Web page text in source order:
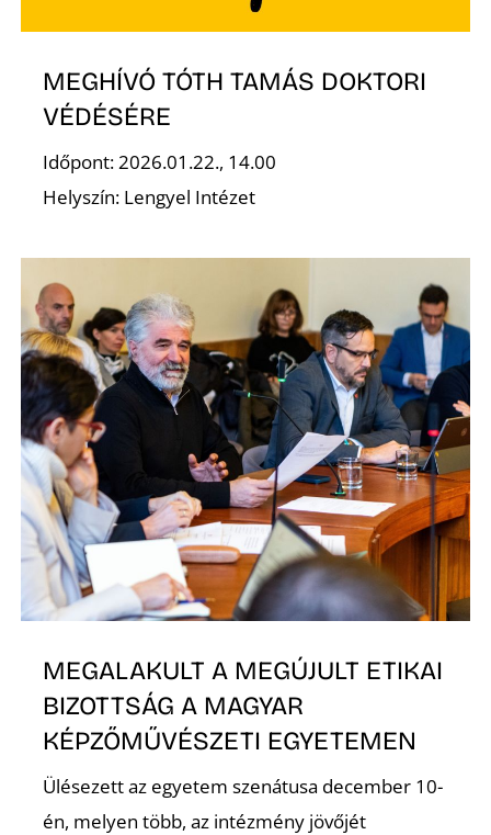
MEGHÍVÓ TÓTH TAMÁS DOKTORI
VÉDÉSÉRE
Időpont: 2026.01.22., 14.00
Helyszín: Lengyel Intézet
MEGALAKULT A MEGÚJULT ETIKAI
BIZOTTSÁG A MAGYAR
KÉPZŐMŰVÉSZETI EGYETEMEN
Ülésezett az egyetem szenátusa december 10-
én, melyen több, az intézmény jövőjét